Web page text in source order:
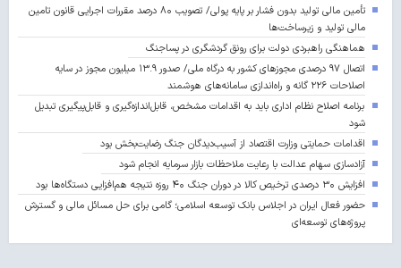
تأمین مالی تولید بدون فشار بر پایه پولی/ تصویب ۸۰ درصد مقررات اجرایی قانون تامین
مالی تولید و زیرساخت‌ها
هماهنگی راهبردی دولت برای رونق گردشگری در پساجنگ
اتصال ۹۷ درصدی مجوزهای کشور به درگاه ملی/ صدور ۱۳.۹ میلیون مجوز در سایه
اصلاحات ۲۲۶ گانه و راه‌اندازی سامانه‌های هوشمند
برنامه اصلاح نظام اداری باید به اقدامات مشخص، قابل‌اندازه‌گیری و قابل‌پیگیری تبدیل
شود
اقدامات حمایتی وزارت اقتصاد از آسیب‌دیدگان جنگ رضایت‌بخش بود
آزادسازی سهام عدالت با رعایت ملاحظات بازار سرمایه انجام شود
افزایش ۳۰ درصدی ترخیص کالا در دوران جنگ ۴۰ روزه نتیجه هم‌افزایی دستگاه‌ها بود
حضور فعال ایران در اجلاس بانک توسعه اسلامی؛ گامی برای حل مسائل مالی و گسترش
پروژه‌های توسعه‌ای